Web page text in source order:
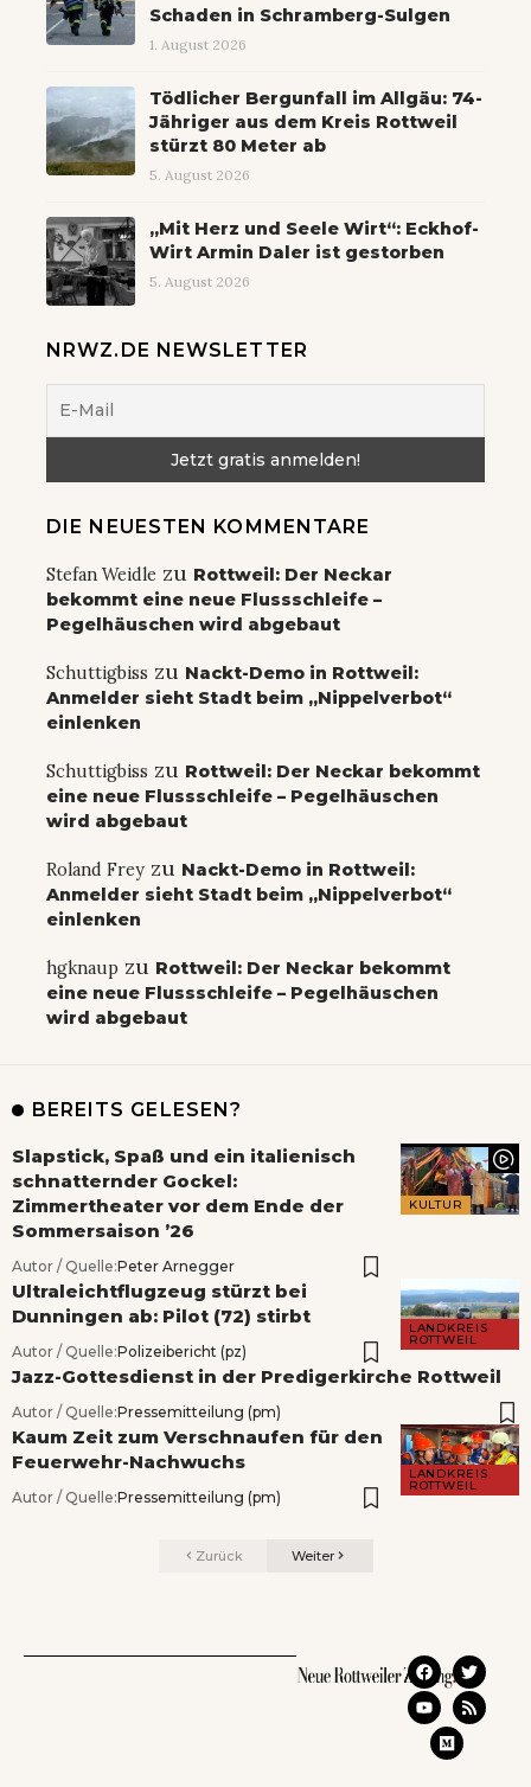
Schaden in Schramberg-Sulgen
1. August 2026
Tödlicher Bergunfall im Allgäu: 74-
Jähriger aus dem Kreis Rottweil
stürzt 80 Meter ab
5. August 2026
„Mit Herz und Seele Wirt“: Eckhof-
Wirt Armin Daler ist gestorben
5. August 2026
NRWZ.DE NEWSLETTER
DIE NEUESTEN KOMMENTARE
Stefan Weidle zu Rottweil: Der Neckar
bekommt eine neue Flussschleife –
Pegelhäuschen wird abgebaut
Schuttigbiss zu Nackt-Demo in Rottweil:
Anmelder sieht Stadt beim „Nippelverbot“
einlenken
Schuttigbiss zu Rottweil: Der Neckar bekommt
eine neue Flussschleife – Pegelhäuschen
wird abgebaut
Roland Frey zu Nackt-Demo in Rottweil:
Anmelder sieht Stadt beim „Nippelverbot“
einlenken
hgknaup zu Rottweil: Der Neckar bekommt
eine neue Flussschleife – Pegelhäuschen
wird abgebaut
BEREITS GELESEN?
KULTUR
Slapstick, Spaß und ein italienisch
schnatternder Gockel:
Zimmertheater vor dem Ende der
Sommersaison ’26
Autor / Quelle:Peter Arnegger
LANDKREIS
ROTTWEIL
Ultraleichtflugzeug stürzt bei
Dunningen ab: Pilot (72) stirbt
Autor / Quelle:Polizeibericht (pz)
Jazz-Gottesdienst in der Predigerkirche Rottweil
Autor / Quelle:Pressemitteilung (pm)
LANDKREIS
ROTTWEIL
Kaum Zeit zum Verschnaufen für den
Feuerwehr-Nachwuchs
Autor / Quelle:Pressemitteilung (pm)
Zurück Weiter